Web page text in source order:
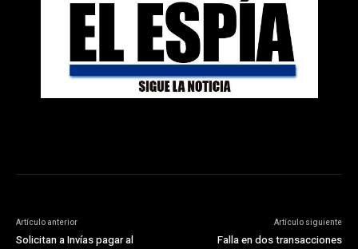
Artículo anterior
Solicitan a Invías pagar al
Artículo siguiente
Falla en dos transacciones